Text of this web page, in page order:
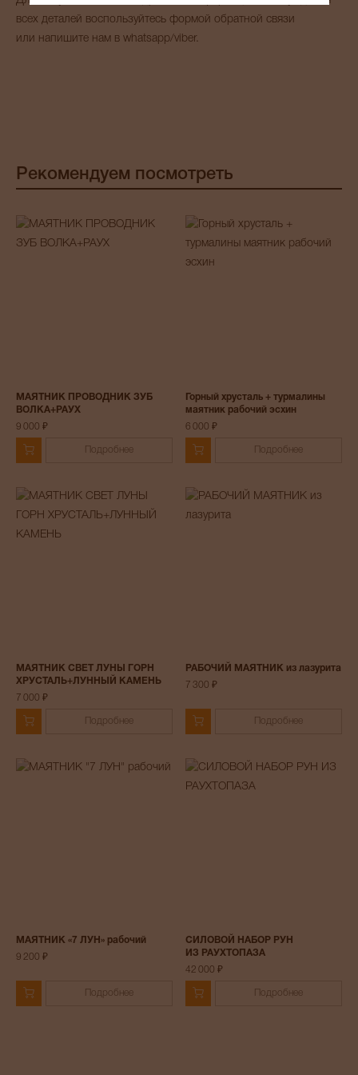
всех деталей воспользуйтесь формой обратной связи
или напишите нам в whatsapp/viber.
Рекомендуем посмотреть
МАЯТНИК ПРОВОДНИК ЗУБ
ВОЛКА+РАУХ
9 000 ₽
Подробнее
Горный хрусталь + турмалины
маятник рабочий эсхин
6 000 ₽
Подробнее
МАЯТНИК СВЕТ ЛУНЫ ГОРН
ХРУСТАЛЬ+ЛУННЫЙ КАМЕНЬ
7 000 ₽
Подробнее
РАБОЧИЙ МАЯТНИК из лазурита
7 300 ₽
Подробнее
МАЯТНИК «7 ЛУН» рабочий
9 200 ₽
Подробнее
СИЛОВОЙ НАБОР РУН
ИЗ РАУХТОПАЗА
42 000 ₽
Подробнее